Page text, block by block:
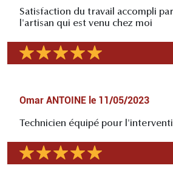
Satisfaction du travail accompli par
l'artisan qui est venu chez moi
Omar ANTOINE le 11/05/2023
Technicien équipé pour